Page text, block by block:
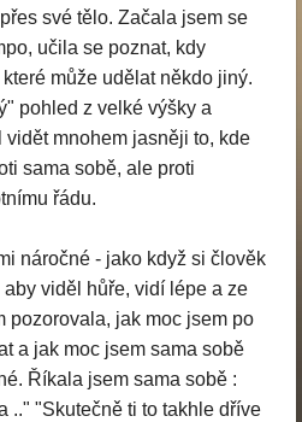
své tělo. Začala jsem se
učila se poznat, kdy
může udělat někdo jiný.
pohled z velké výšky a
mnohem jasněji to, kde
sama sobě, ale proti
řádu.
náročné - jako když si člověk
viděl hůře, vidí lépe a ze
pozorovala, jak moc jsem po
a jak moc jsem sama sobě
Říkala jsem sama sobě :
.." "Skutečně ti to takhle dříve